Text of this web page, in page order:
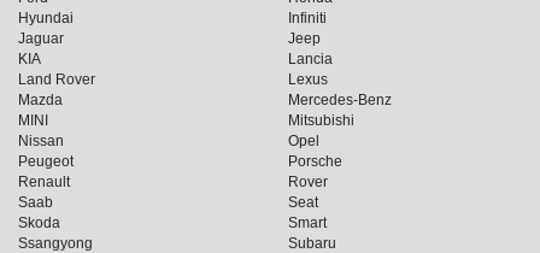
Hyundai
Infiniti
Jaguar
Jeep
KIA
Lancia
Land Rover
Lexus
Mazda
Mercedes-Benz
MINI
Mitsubishi
Nissan
Opel
Peugeot
Porsche
Renault
Rover
Saab
Seat
Skoda
Smart
Ssangyong
Subaru